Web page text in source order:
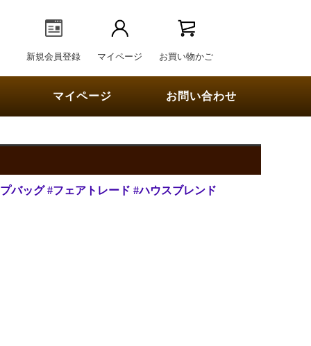
新規会員登録 マイページ お買い物かご
マイページ お問い合わせ
バッグ #フェアトレード #ハウスブレンド